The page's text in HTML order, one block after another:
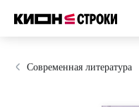
Современная литература